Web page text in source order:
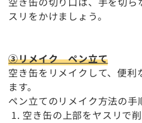
スリをかけましょう。
③リメイク ペン立て
空き缶をリメイクして、便
ます。
ペン立てのリメイク方法の手
空き缶の上部をヤスリで削